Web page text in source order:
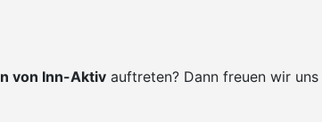
von Inn-Aktiv auftreten? Dann freuen wir uns